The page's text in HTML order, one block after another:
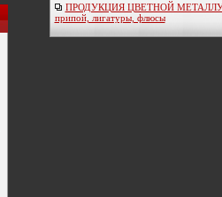
ПРОДУКЦИЯ ЦВЕТНОЙ
припой, лигатуры, флюсы